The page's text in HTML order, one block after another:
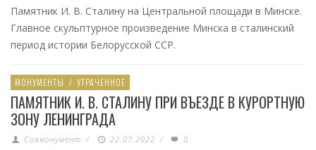
Памятник И. В. Сталину на Центральной площади в Минске.
Главное скульптурное произведение Минска в сталинский
период истории Белорусской ССР.
МОНУМЕНТЫ / УТРАЧЕННОЕ
ПАМЯТНИК И. В. СТАЛИНУ ПРИ ВЪЕЗДЕ В КУРОРТНУЮ
ЗОНУ ЛЕНИНГРАДА
Совмонумент / 22.07.2022 / 0